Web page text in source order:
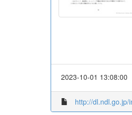
2023-10-01 13:08:00
http://